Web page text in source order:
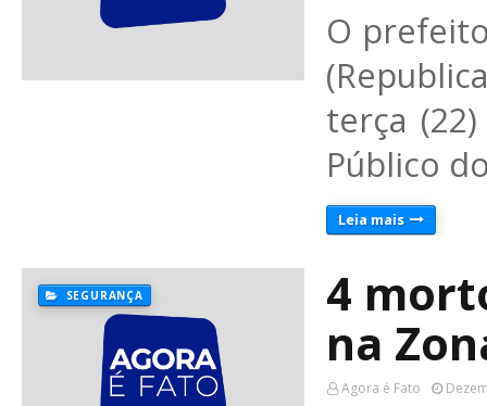
O
terça
Público
Leia mais
SEGURANÇA
4
na
Agora é Fato